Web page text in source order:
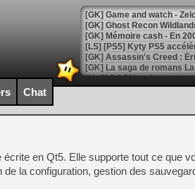
[Mo5] DOOM arrive en
[GK] Bethesda fête les 30
[GK] Roblox : l'action en
[GK] Agenda - GeForce
[GK] Devolver Digital en a
[LS] [PS5] ps5-y2jb-
Chat
en Qt5. Elle supporte tout ce que
la configuration, gestion des